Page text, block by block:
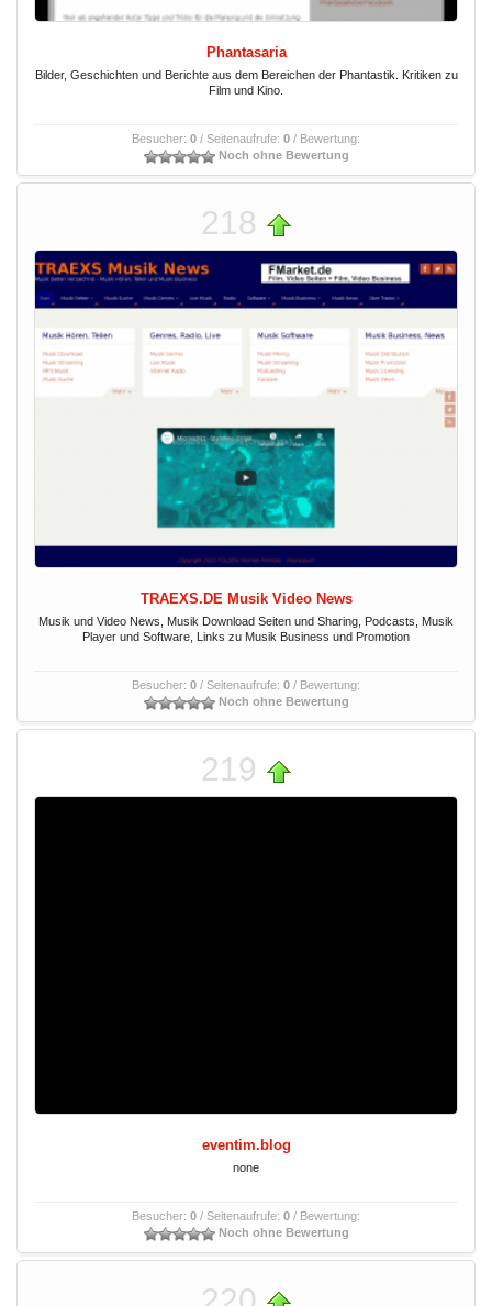
Phantasaria
Bilder, Geschichten und Berichte aus dem Bereichen der Phantastik. Kritiken zu
Film und Kino.
Besucher: 0 / Seitenaufrufe: 0 / Bewertung:
Noch ohne Bewertung
218
TRAEXS.DE Musik Video News
Musik und Video News, Musik Download Seiten und Sharing, Podcasts, Musik
Player und Software, Links zu Musik Business und Promotion
Besucher: 0 / Seitenaufrufe: 0 / Bewertung:
Noch ohne Bewertung
219
eventim.blog
none
Besucher: 0 / Seitenaufrufe: 0 / Bewertung:
Noch ohne Bewertung